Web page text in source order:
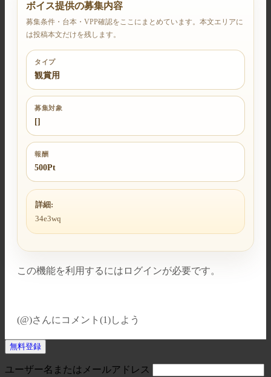
ボイス提供の募集内容
募集条件・台本・VPP確認をここにまとめています。本文エリアに
は投稿本文だけを残します。
タイプ
観賞用
募集対象
[]
報酬
500Pt
詳細:
34e3wq
この機能を利用するにはログインが必要です。
(@)さんにコメント(1)しよう
無料登録
ユーザー名またはメールアドレス